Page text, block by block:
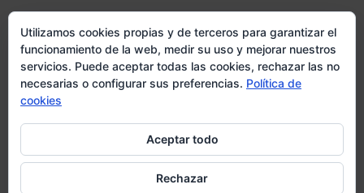
Horari del Col·legi dAgents Comercials
De dilluns a divendres de 16:00h a 19:30h
Si desitjeu ser atesos fora daquest envieu mail demanat hora i
Avís legal|Política de cookies|Política de privadesa
Utilizamos cookies propias y de terceros para garantizar el
funcionamiento de la web, medir su uso y mejorar nuestros
servicios. Puede aceptar todas las cookies, rechazar las no
necesarias o configurar sus preferencias. Política de
cookies
Aceptar todo
Rechazar